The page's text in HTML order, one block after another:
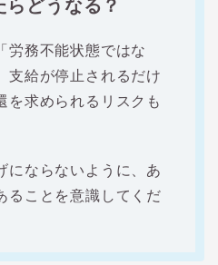
らどうなる？
労務不能状態ではな
支給が停止されるだけ
を求められるリスクも
にならないように、あ
ることを意識してくだ